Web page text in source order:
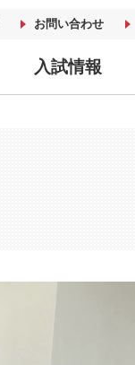
お問い合わせ
入試情報